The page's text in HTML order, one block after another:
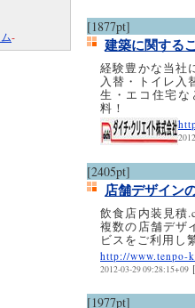
[1877pt]
建築に関する
経験豊かな当社
入替・トイレ入
生・エコ住宅
料！
[2405pt]
店舗デザイン
飲食店内装見積
複数の店舗デザ
ビスをご利用し
http://www.tenpo-
2012-03-29 09:28:15+09 [
[1977pt]
-